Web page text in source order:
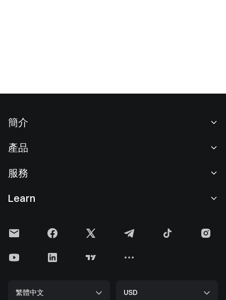
簡介
新聞中心
Cookie 政策
儲備金
產品
現貨交易
理財中心
服務
費率標準
上幣申請
Learn
Gate 快訊
繁體中文 USD